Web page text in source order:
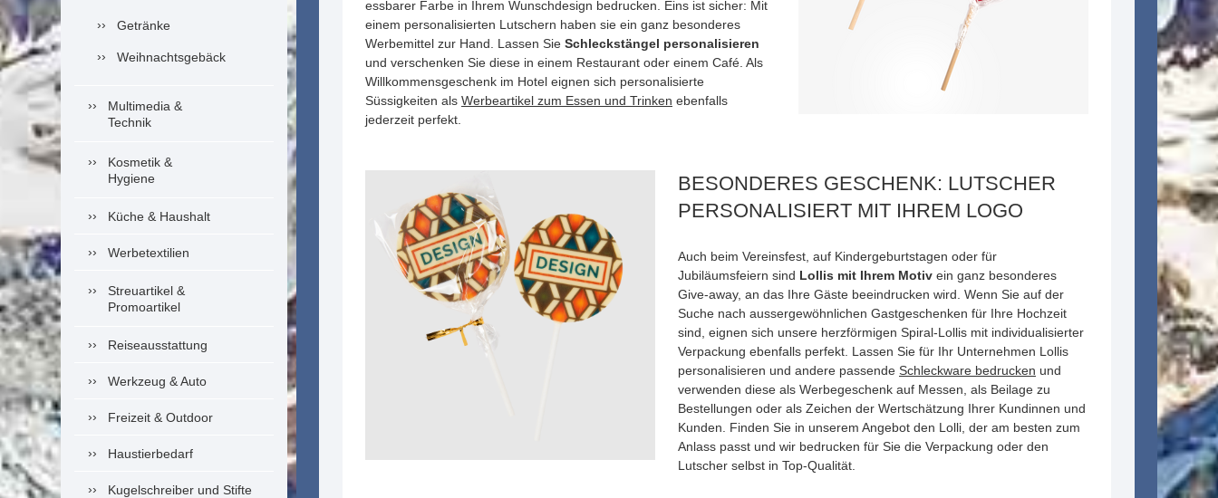
Getränke
Weihnachtsgebäck
Multimedia &
Technik
Kosmetik &
Hygiene
Küche & Haushalt
Werbetextilien
Streuartikel &
Promoartikel
Reiseausstattung
Werkzeug & Auto
Freizeit & Outdoor
Haustierbedarf
Kugelschreiber und Stifte
essbarer Farbe in Ihrem Wunschdesign bedrucken. Eins ist sicher: Mit
einem personalisierten Lutschern haben sie ein ganz besonderes
Werbemittel zur Hand. Lassen Sie Schleckstängel personalisieren
und verschenken Sie diese in einem Restaurant oder einem Café. Als
Willkommensgeschenk im Hotel eignen sich personalisierte
Süssigkeiten als Werbeartikel zum Essen und Trinken ebenfalls
jederzeit perfekt.
BESONDERES GESCHENK: LUTSCHER
PERSONALISIERT MIT IHREM LOGO
Auch beim Vereinsfest, auf Kindergeburtstagen oder für
Jubiläumsfeiern sind Lollis mit Ihrem Motiv ein ganz besonderes
Give-away, an das Ihre Gäste beeindrucken wird. Wenn Sie auf der
Suche nach aussergewöhnlichen Gastgeschenken für Ihre Hochzeit
sind, eignen sich unsere herzförmigen Spiral-Lollis mit individualisierter
Verpackung ebenfalls perfekt. Lassen Sie für Ihr Unternehmen Lollis
personalisieren und andere passende Schleckware bedrucken und
verwenden diese als Werbegeschenk auf Messen, als Beilage zu
Bestellungen oder als Zeichen der Wertschätzung Ihrer Kundinnen und
Kunden. Finden Sie in unserem Angebot den Lolli, der am besten zum
Anlass passt und wir bedrucken für Sie die Verpackung oder den
Lutscher selbst in Top-Qualität.